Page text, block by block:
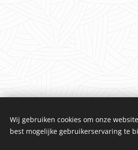
Wij gebruiken cookies om onze
best mogelijke gebruikerservaring te